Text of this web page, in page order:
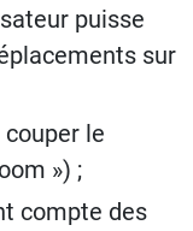
puisse
sur
le
») ;
compte des